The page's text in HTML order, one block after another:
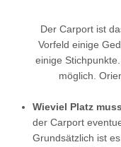
Der Carport ist
Vorfeld einige
einige
möglich.
Wieviel Platz
der Carport
Grundsätzlich ist